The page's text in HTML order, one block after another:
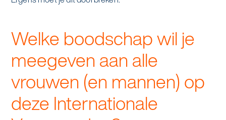
Welke boodschap wil je
meegeven aan alle
vrouwen (en mannen) op
deze Internationale